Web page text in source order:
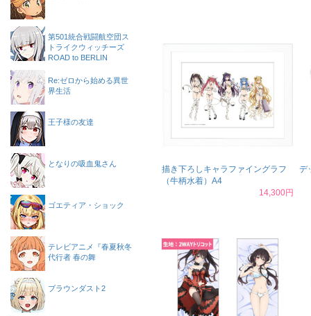
描き下ろしキャラファイングラフ
（牛柄水着）A4
14,300円
デ
第501統合戦闘航空団ス
トライクウィッチーズ
ROAD to BERLIN
Re:ゼロから始める異世
界生活
王子様の友達
となりの吸血鬼さん
ゴエティア・ショック
テレビアニメ『春夏秋冬
代行者 春の舞
ブラウンダスト2